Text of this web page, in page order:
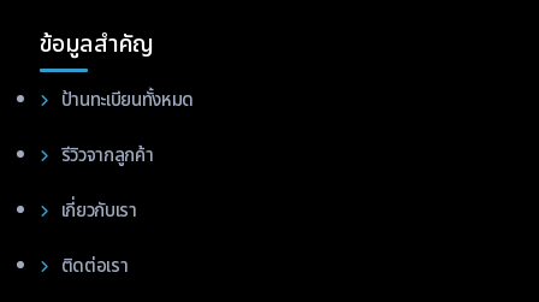
ข้อมูลสำคัญ
ป้านทะเบียนทั้งหมด
รีวิวจากลูกค้า
เกี่ยวกับเรา
ติดต่อเรา